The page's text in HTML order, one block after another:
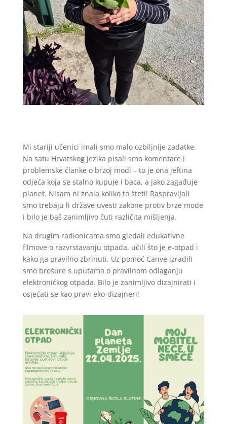
Mi stariji učenici imali smo malo ozbiljnije zadatke.
Na satu Hrvatskog jezika pisali smo komentare i
problemske članke o brzoj modi – to je ona jeftina
odjeća koja se stalno kupuje i baca, a jako zagađuje
planet. Nisam ni znala koliko to šteti! Raspravljali
smo trebaju li države uvesti zakone protiv brze mode
i bilo je baš zanimljivo čuti različita mišljenja.
Na drugim radionicama smo gledali edukativne
filmove o razvrstavanju otpada, učili što je e-otpad i
kako ga pravilno zbrinuti. Uz pomoć Canve izradili
smo brošure s uputama o pravilnom odlaganju
elektroničkog otpada. Bilo je zanimljivo dizajnirati i
osjećati se kao pravi eko-dizajneri!